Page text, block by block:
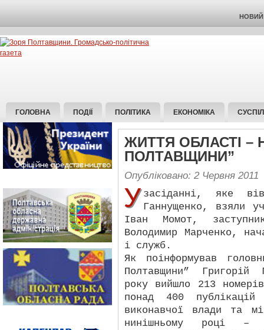
НОВИЙ
ГОЛОВНА ПОДІЇ ПОЛІТИКА ЕКОНОМІКА
ЖИТТЯ ОБЛАСТІ –
ПОЛТАВЩИНИ”
Опубліковано: 2 Червня 2011
У засіданні, яке
Ганнущенко, взяли
Іван Момот,
Володимир Марченко,
і служб.
Як поінформував
Полтавщини” Григорій
року вийшло 213
понад 400 публікацій
виконавчої влади та
нинішньому році